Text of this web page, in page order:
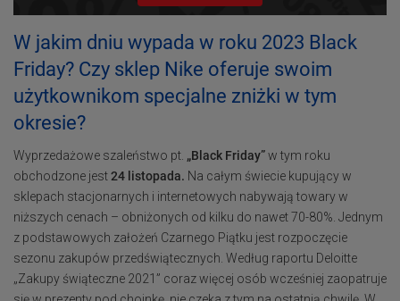
W jakim dniu wypada w roku 2023 Black
Friday? Czy sklep Nike oferuje swoim
użytkownikom specjalne zniżki w tym
okresie?
Wyprzedażowe szaleństwo pt. „Black Friday”w tym roku
obchodzone jest24 listopada. Na całym świecie kupujący w
sklepach stacjonarnych i internetowych nabywają towary w
niższych cenach – obniżonych od kilku do nawet 70-80%. Jednym
z podstawowych założeń Czarnego Piątku jest rozpoczęcie
sezonu zakupów przedświątecznych. Według raportu Deloitte
„Zakupy świąteczne 2021” coraz więcej osób wcześniej zaopatruje